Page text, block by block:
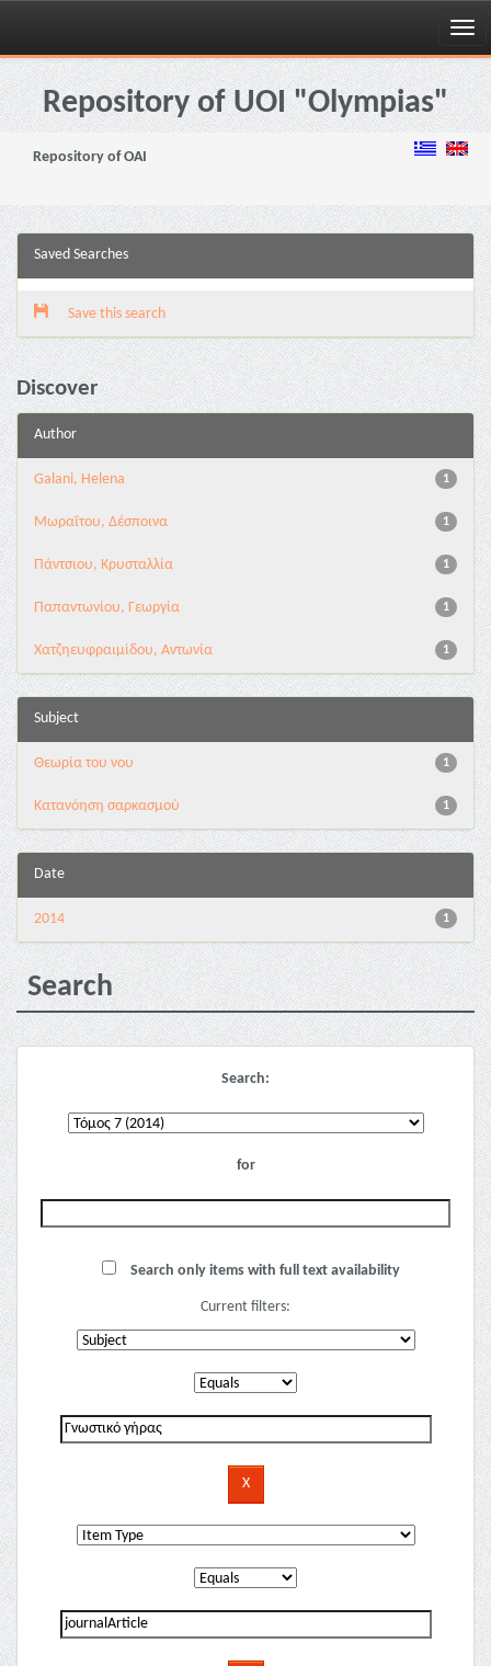
Skip
navigationRepository of UOI "Olympias"
Repository of OAI
Saved Searches
Save this search
Discover
Author
1
Galani, Helena
1
Μωραΐτου, Δέσποινα
1
Πάντσιου, Κρυσταλλία
1
Παπαντωνίου, Γεωργία
1
Χατζηευφραιμίδου, Αντωνία
Subject
1
Θεωρία του νου
1
Κατανόηση σαρκασμού
Date
1
2014
Search
Search:
for
Search only items with full text availability
Current filters: